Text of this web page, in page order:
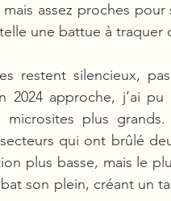
assez proches pour
une battue à
restent silencieux,
2024 approche, j’ai
plus grands.
qui ont brûlé
plus basse, mais le
son plein, créant un